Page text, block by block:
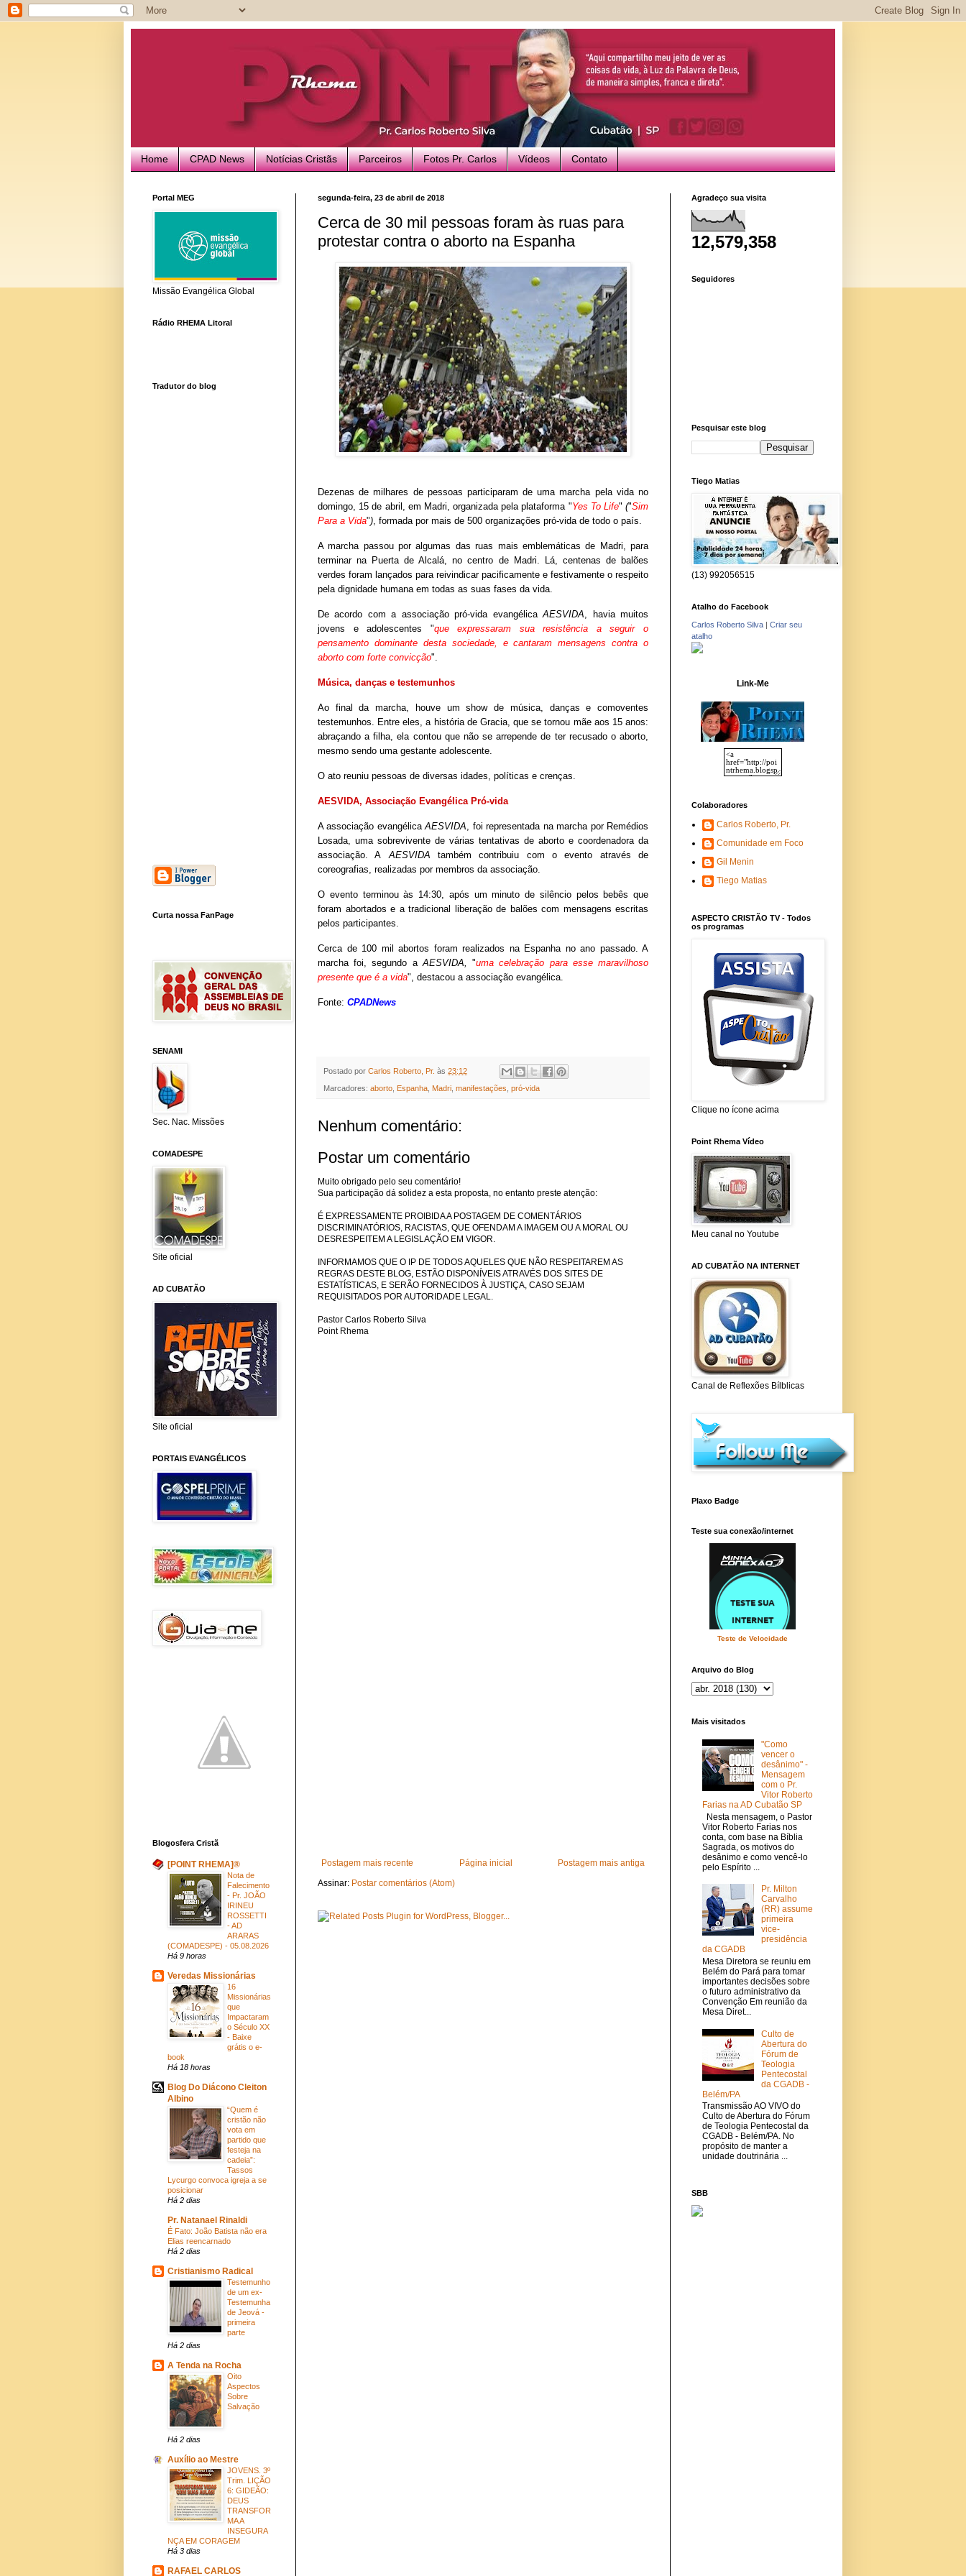
Home CPAD News Notícias Cristãs Parceiros Fotos Pr. Carlos Vídeos Contato
segunda-feira, 23 de abril de 2018
Cerca de 30 mil pessoas foram às ruas para
protestar contra o aborto na Espanha
Dezenas de milhares de pessoas participaram de uma marcha pela vida no
domingo, 15 de abril, em Madri, organizada pela plataforma "Yes To Life" ("Sim
Para a Vida"), formada por mais de 500 organizações pró-vida de todo o país.
A marcha passou por algumas das ruas mais emblemáticas de Madri, para
terminar na Puerta de Alcalá, no centro de Madri. Lá, centenas de balões
verdes foram lançados para reivindicar pacificamente e festivamente o respeito
pela dignidade humana em todas as suas fases da vida.
De acordo com a associação pró-vida evangélicaAESVIDA, havia muitos
jovens e adolescentes "que expressaram sua resistência a seguir o
pensamento dominante desta sociedade, e cantaram mensagens contra o
aborto com forte convicção".
Música, danças e testemunhos
Ao final da marcha, houve um show de música, danças e comoventes
testemunhos. Entre eles, a história de Gracia, que se tornou mãe aos 15 anos:
abraçando a filha, ela contou que não se arrepende de ter recusado o aborto,
mesmo sendo uma gestante adolescente.
O ato reuniu pessoas de diversas idades, políticas e crenças.
AESVIDA, Associação Evangélica Pró-vida
A associação evangélicaAESVIDA, foi representada na marcha por Remédios
Losada, uma sobrevivente de várias tentativas de aborto e coordenadora da
associação. A AESVIDAtambém contribuiu com o evento através de
coreografias, realizadas por membros da associação.
O evento terminou às 14:30, após um minuto de silêncio pelos bebês que
foram abortados e a tradicional liberação de balões com mensagens escritas
pelos participantes.
Cerca de 100 mil abortos foram realizados na Espanha no ano passado. A
marcha foi, segundo aAESVIDA, "uma celebração para esse maravilhoso
presente que é a vida", destacou a associação evangélica.
Fonte: CPADNews
Postado por Carlos Roberto, Pr. às 23:12
Marcadores: aborto Espanha Madri manifestações pró-vida
Nenhum comentário:
Postar um comentário
Muito obrigado pelo seu comentário!
Sua participação dá solidez a esta proposta, no entanto preste atenção:
É EXPRESSAMENTE PROIBIDA A POSTAGEM DE COMENTÁRIOS
DISCRIMINATÓRIOS, RACISTAS, QUE OFENDAM A IMAGEM OU A MORAL OU
DESRESPEITEM A LEGISLAÇÃO EM VIGOR.
INFORMAMOS QUE O IP DE TODOS AQUELES QUE NÃO RESPEITAREM AS
REGRAS DESTE BLOG, ESTÃO DISPONÍVEIS ATRAVÉS DOS SITES DE
ESTATÍSTICAS, E SERÃO FORNECIDOS À JUSTIÇA, CASO SEJAM
REQUISITADOS POR AUTORIDADE LEGAL.
Pastor Carlos Roberto Silva
Point Rhema
Postagem mais recente Postagem mais antiga
Página inicial
Assinar: Postar comentários (Atom)
Portal MEG
Missão Evangélica Global
Rádio RHEMA Litoral
Tradutor do blog
Curta nossa FanPage
SENAMI
Sec. Nac. Missões
COMADESPE
Site oficial
AD CUBATÃO
Site oficial
PORTAIS EVANGÉLICOS
Blogosfera Cristã
[POINT RHEMA]®
Nota de
Falecimento
- Pr. JOÃO
IRINEU
ROSSETTI
- AD
ARARAS
(COMADESPE) - 05.08.2026
Há 9 horas
Veredas Missionárias
16
Missionárias
que
Impactaram
o Século XX
- Baixe
grátis o e-
book
Há 18 horas
Blog Do Diácono Cleiton
Albino
“Quem é
cristão não
vota em
partido que
festeja na
cadeia”:
Tassos
Lycurgo convoca igreja a se
posicionar
Há 2 dias
Pr. Natanael Rinaldi
É Fato: João Batista não era
Elias reencarnado
Há 2 dias
Cristianismo Radical
Testemunho
de um ex-
Testemunha
de Jeová -
primeira
parte
Há 2 dias
A Tenda na Rocha
Oito
Aspectos
Sobre
Salvação
Há 2 dias
Auxílio ao Mestre
JOVENS. 3º
Trim. LIÇÃO
6: GIDEÃO:
DEUS
TRANSFOR
MA A
INSEGURA
NÇA EM CORAGEM
Há 3 dias
RAFAEL CARLOS
Agradeço sua visita
12,579,358
Seguidores
Pesquisar este blog
Tiego Matias
(13) 992056515
Atalho do Facebook
Carlos Roberto Silva | Criar seu
atalho
Link-Me
Colaboradores
Carlos Roberto, Pr.
Comunidade em Foco
Gil Menin
Tiego Matias
ASPECTO CRISTÃO TV - Todos
os programas
Clique no ícone acima
Point Rhema Vídeo
Meu canal no Youtube
AD CUBATÃO NA INTERNET
Canal de Reflexões Bílblicas
Plaxo Badge
Teste sua conexão/internet
Teste de Velocidade
Arquivo do Blog
Mais visitados
"Como
vencer o
desânimo" -
Mensagem
com o Pr.
Vitor Roberto
Farias na AD Cubatão SP
Nesta mensagem, o Pastor
Vitor Roberto Farias nos
conta, com base na Bíblia
Sagrada, os motivos do
desânimo e como vencê-lo
pelo Espírito ...
Pr. Milton
Carvalho
(RR) assume
primeira
vice-
presidência
da CGADB
Mesa Diretora se reuniu em
Belém do Pará para tomar
importantes decisões sobre
o futuro administrativo da
Convenção Em reunião da
Mesa Diret...
Culto de
Abertura do
Fórum de
Teologia
Pentecostal
da CGADB -
Belém/PA
Transmissão AO VIVO do
Culto de Abertura do Fórum
de Teologia Pentecostal da
CGADB - Belém/PA. No
propósito de manter a
unidade doutrinária ...
SBB